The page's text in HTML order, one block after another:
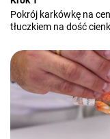
Pokrój karkówkę na
tłuczkiem na dość